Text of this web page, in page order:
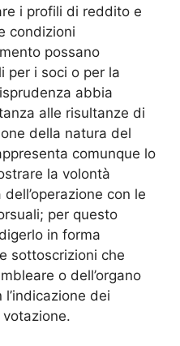
i profili di reddito e
condizioni
possano
per i soci o per la
abbia
alle risultanze di
della natura del
comunque lo
la volontà
con le
per questo
in forma
sottoscrizioni che
o dell’organo
dei
votazione.